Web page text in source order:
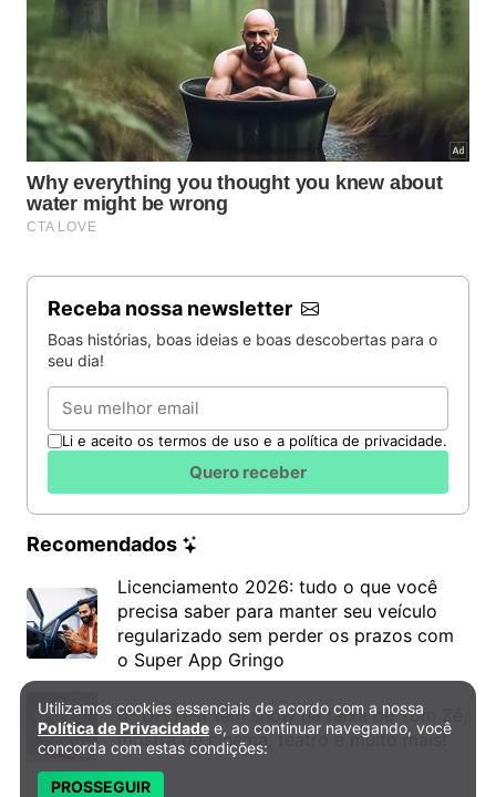
Receba nossa newsletter
Boas histórias, boas ideias e boas descobertas para o
seu dia!
Email
Li e aceito os termos de uso e a política de privacidade.
Quero receber
Recomendados
Licenciamento 2026: tudo o que você
precisa saber para manter seu veículo
regularizado sem perder os prazos com
o Super App Gringo
6º DH Fest tem show na faixa de Tom Zé,
mostra de cinema, teatro e muito mais!
Política de Privacidade e Cookies
Utilizamos cookies essenciais de acordo com a nossa
Política de Privacidade e, ao continuar navegando, você
concorda com estas condições:
PROSSEGUIR